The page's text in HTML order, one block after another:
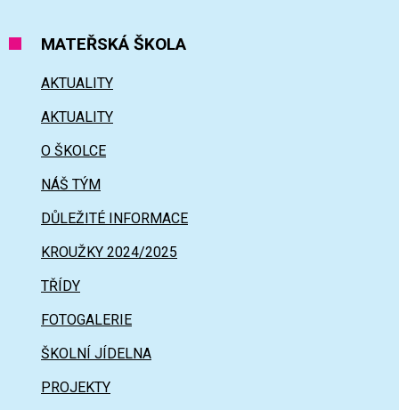
MATEŘSKÁ ŠKOLA
AKTUALITY
AKTUALITY
O ŠKOLCE
NÁŠ TÝM
DŮLEŽITÉ INFORMACE
KROUŽKY 2024/2025
TŘÍDY
FOTOGALERIE
ŠKOLNÍ JÍDELNA
PROJEKTY